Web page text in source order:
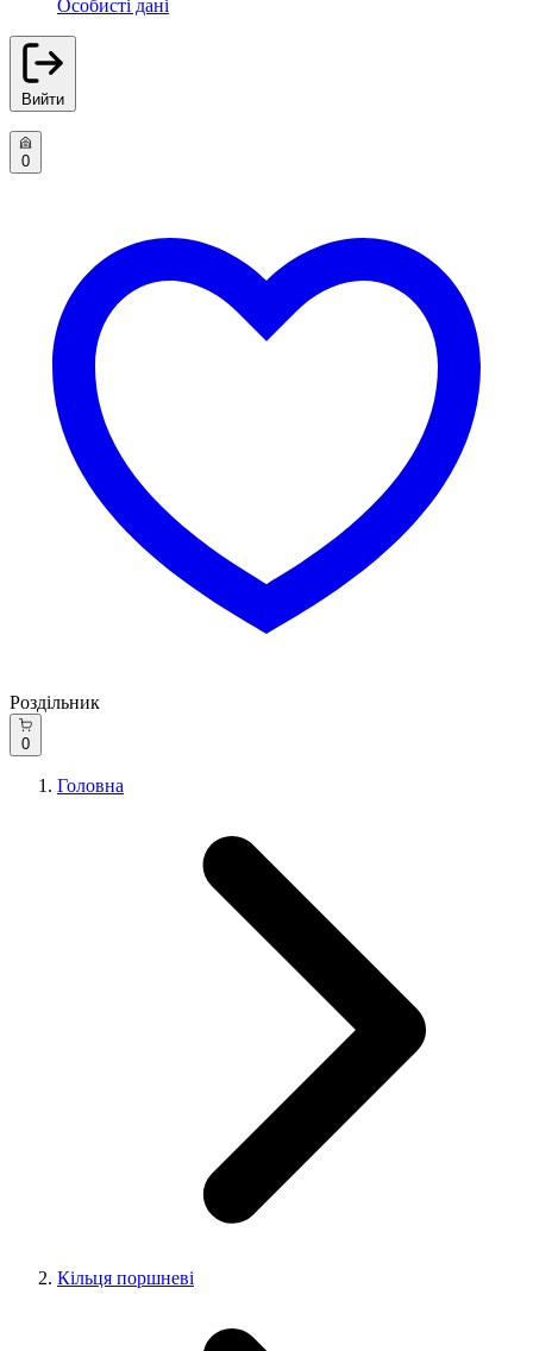
Особисті дані
Вийти
0
Роздільник
0
Головна
Кільця поршневі